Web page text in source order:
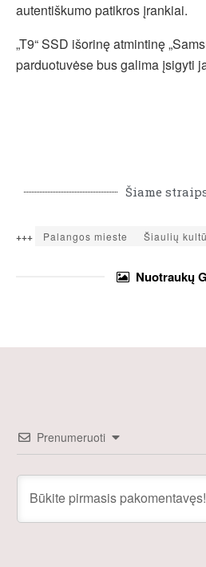
autentiškumo patikros įrankiai.
„T9“ SSD išorinę atmintinę
parduotuvėse bus galima įsigyti
Šiame
+++ Palangos mieste Šiaulių
Nuotraukų
Prenumeruoti